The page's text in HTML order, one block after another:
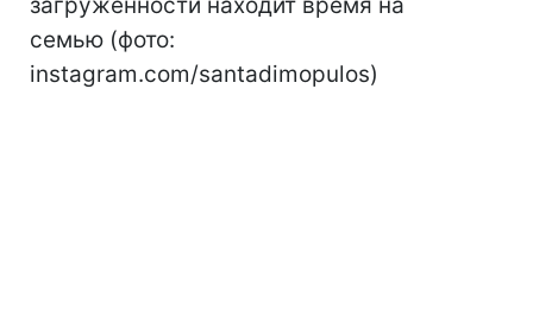
загруженности находит время на
семью (фото:
instagram.com/santadimopulos)